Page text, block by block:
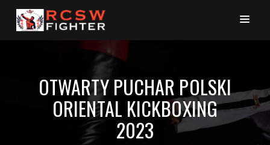
OTWARTY PUCHAR POLSKI
ORIENTAL KICKBOXING
2023